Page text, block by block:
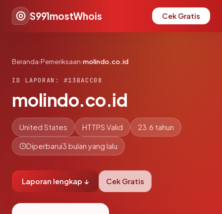
S991mostWhois Cek Gratis
Beranda›Pemeriksaan›molindo.co.id
ID LAPORAN: #13BACC08
molindo.co.id
United States HTTPS Valid 23.6 tahun
Diperbarui3 bulan yang lalu
Laporan lengkap ↓ Cek Gratis